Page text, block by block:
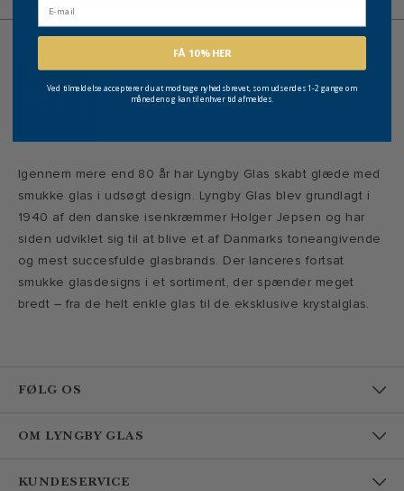
Igennem mere end 80 år har Lyngby Glas skabt glæde med
smukke glas i udsøgt design. Lyngby Glas blev grundlagt i
1940 af den danske isenkræmmer Holger Jepsen og har
siden udviklet sig til at blive et af Danmarks toneangivende
og mest succesfulde glasbrands. Der lanceres fortsat
smukke glasdesigns i et sortiment, der spænder meget
bredt – fra de helt enkle glas til de eksklusive krystalglas.
FØLG OS
OM LYNGBY GLAS
KUNDESERVICE
FÅ 10% HER
Ved tilmeldelse accepterer du at modtage nyhedsbrevet, som udsendes 1-2 gange om
måneden og kan til enhver tid afmeldes.